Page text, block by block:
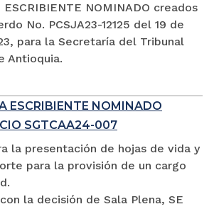
ESCRIBIENTE NOMINADO creados
No. PCSJA23-12125 del 19 de
para la Secretaría del Tribunal
Antioquia.
ESCRIBIENTE NOMINADO
SGTCAA24-007
la presentación de hojas de vida y
para la provisión de un cargo
la decisión de Sala Plena, SE